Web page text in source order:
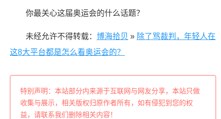
你最关心这届奥运会的什么话题？
未经允许不得转载： 博海拾贝 » 除了骂裁判，年轻人在
这8大平台都是怎么看奥运会的？
特别声明：本站部分内来源于互联网与网友分享，本站只做
收集与展示，相关版权归原作者所有，如有侵犯到您的权
益，请联系我们删除相关内容！